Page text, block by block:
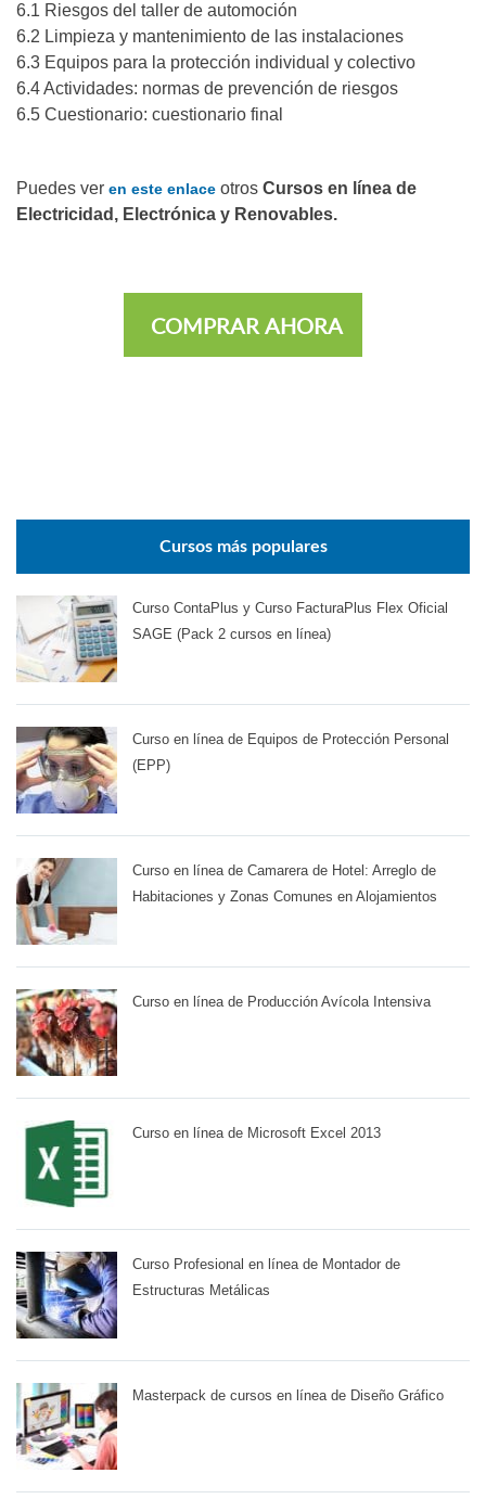
6.1 Riesgos del taller de automoción
6.2 Limpieza y mantenimiento de las instalaciones
6.3 Equipos para la protección individual y colectivo
6.4 Actividades: normas de prevención de riesgos
6.5 Cuestionario: cuestionario final
Puedes ver en este enlace otros Cursos en línea de
Electricidad, Electrónica y Renovables.
COMPRAR AHORA
Cursos más populares
Curso ContaPlus y Curso FacturaPlus Flex Oficial
SAGE (Pack 2 cursos en línea)
Curso en línea de Equipos de Protección Personal
(EPP)
Curso en línea de Camarera de Hotel: Arreglo de
Habitaciones y Zonas Comunes en Alojamientos
Curso en línea de Producción Avícola Intensiva
Curso en línea de Microsoft Excel 2013
Curso Profesional en línea de Montador de
Estructuras Metálicas
Masterpack de cursos en línea de Diseño Gráfico